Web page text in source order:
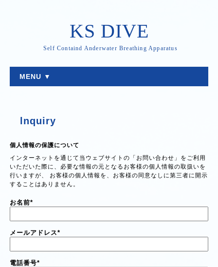
KS DIVE
Self Containd Anderwater Breathing Apparatus
MENU ▼
lnquiry
個人情報の保護について
インターネットを通じて当ウェブサイトの「お問い合わせ」をご利用
いただいた際に、必要な情報の元となるお客様の個人情報の取扱いを
行いますが、 お客様の個人情報を、お客様の同意なしに第三者に開示
することはありません。
お名前*
メールアドレス*
電話番号*